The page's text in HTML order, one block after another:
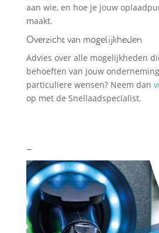
aan wie, en hoe je jouw
maakt.
Overzicht van mogelijkheden
Advies over alle mogelijkheden
behoeften van jouw
particuliere wensen? Neem dan
op met de Snellaadspecialist.
–